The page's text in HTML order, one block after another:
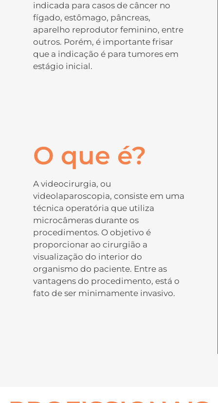
O que é?
A videocirurgia, ou
videolaparoscopia, consiste em uma
técnica operatória que utiliza
microcâmeras durante os
procedimentos. O objetivo é
proporcionar ao cirurgião a
visualização do interior do
organismo do paciente. Entre as
vantagens do procedimento, está o
fato de ser minimamente invasivo.
indicada para casos de câncer no
fígado, estômago, pâncreas,
aparelho reprodutor feminino, entre
outros. Porém, é importante frisar
que a indicação é para tumores em
estágio inicial.